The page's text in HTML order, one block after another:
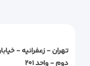
دوم - واحد ۲۰۱